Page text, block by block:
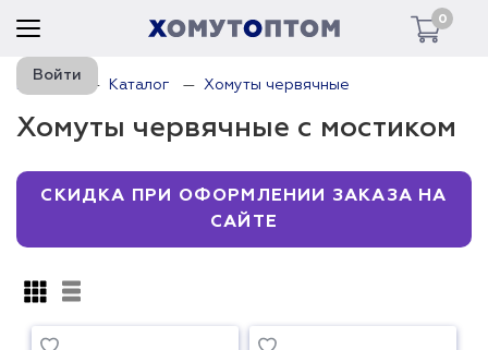
0
Войти
Главная Каталог Хомуты червячные
Хомуты червячные с мостиком
СКИДКА ПРИ ОФОРМЛЕНИИ ЗАКАЗА НА
САЙТЕ